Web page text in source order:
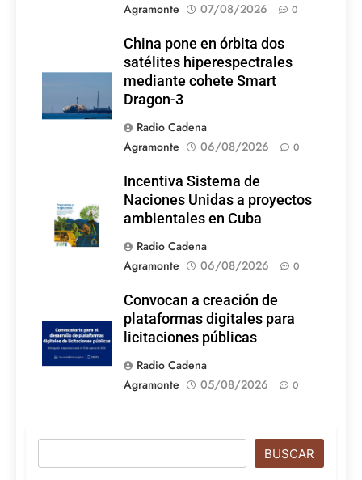
Agramonte
07/08/2026 0
China pone en órbita dos
satélites hiperespectrales
mediante cohete Smart
Dragon-3
Radio Cadena
Agramonte
06/08/2026 0
Incentiva Sistema de
Naciones Unidas a proyectos
ambientales en Cuba
Radio Cadena
Agramonte
06/08/2026 0
Convocan a creación de
plataformas digitales para
licitaciones públicas
Radio Cadena
Agramonte
05/08/2026 0
BUSCAR